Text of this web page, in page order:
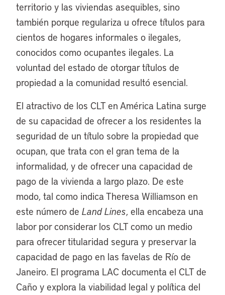
territorio y las viviendas asequibles, sino
también porque regulariza u ofrece títulos para
cientos de hogares informales o ilegales,
conocidos como ocupantes ilegales. La
voluntad del estado de otorgar títulos de
propiedad a la comunidad resultó esencial.
El atractivo de los CLT en América Latina surge
de su capacidad de ofrecer a los residentes la
seguridad de un título sobre la propiedad que
ocupan, que trata con el gran tema de la
informalidad, y de ofrecer una capacidad de
pago de la vivienda a largo plazo. De este
modo, tal como indica Theresa Williamson en
este número de Land Lines, ella encabeza una
labor por considerar los CLT como un medio
para ofrecer titularidad segura y preservar la
capacidad de pago en las favelas de Río de
Janeiro. El programa LAC documenta el CLT de
Caño y explora la viabilidad legal y política del